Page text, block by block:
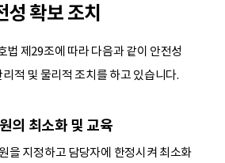
확보 조치
법 제29조에 따라 다음과 같이 안전성
적 및 물리적 조치를 하고 있습니다.
의 최소화 및 교육
을 지정하고 담당자에 한정시켜 최소화